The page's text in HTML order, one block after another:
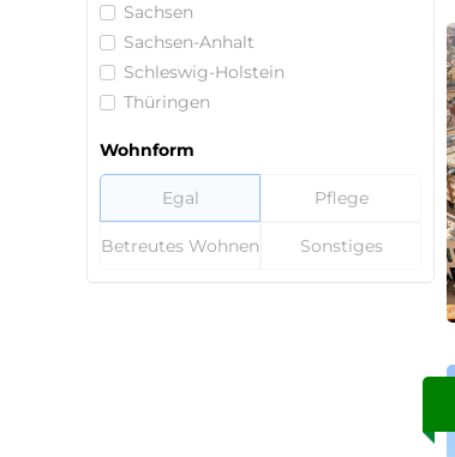
Sachsen
Sachsen-Anhalt
Schleswig-Holstein
Thüringen
Wohnform
Egal Pflege
Betreutes Wohnen Sonstiges